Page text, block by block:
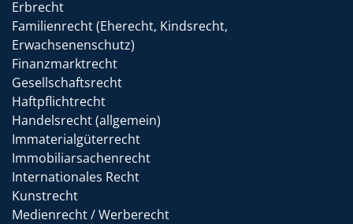
Erbrecht
Familienrecht (Eherecht, Kindsrecht,
Erwachsenenschutz)
Finanzmarktrecht
Gesellschaftsrecht
Haftpflichtrecht
Handelsrecht (allgemein)
Immaterialgüterrecht
Immobiliarsachenrecht
Internationales Recht
Kunstrecht
Medienrecht / Werberecht